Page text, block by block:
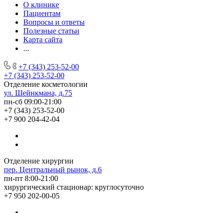
О клинике
Пациентам
Вопросы и ответы
Полезные статьи
Карта сайта
...
+7 (343) 253-52-00
+7 (343) 253-52-00
Отделение косметологии
ул. Шейнкмана, д.75
пн-сб 09:00-21:00
+7 (343) 253-52-00
+7 900 204-42-04
Отделение хирургии
пер. Центральный рынок, д.6
пн-пт 8:00-21:00
хирургический стационар: круглосуточно
+7 950 202-00-05